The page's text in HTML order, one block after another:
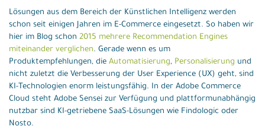
Lösungen aus dem Bereich der Künstlichen Intelligenz werden
schon seit einigen Jahren im E-Commerce eingesetzt. So haben wir
hier im Blog schon 2015 mehrere Recommendation Engines
miteinander verglichen. Gerade wenn es um
Produktempfehlungen, die Automatisierung, Personalisierung und
nicht zuletzt die Verbesserung der User Experience (UX) geht, sind
KI-Technologien enorm leistungsfähig. In der Adobe Commerce
Cloud steht Adobe Sensei zur Verfügung und plattformunabhängig
nutzbar sind KI-getriebene SaaS-Lösungen wie Findologic oder
Nosto.